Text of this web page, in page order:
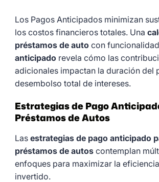
Los Pagos Anticipados minimizan
los costos financieros totales. Una
préstamos de auto con
anticipado revela cómo las
adicionales impactan la duración del
desembolso total de intereses.
Estrategias de Pago
Préstamos de Autos
Lasestrategias de pago anticipado
préstamos de autos contemplan
enfoques para maximizar la
invertido.